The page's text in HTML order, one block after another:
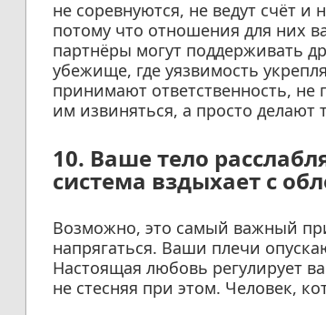
не соревнуются, не ведут счёт
потому что отношения для них
партнёры могут поддерживать
убежище, где уязвимость
принимают ответственность,
им извиняться, а просто делают
10. Ваше тело
система вздыхает с
Возможно, это самый важный
напрягаться. Ваши плечи
Настоящая любовь регулирует
не стесняя при этом. Человек,